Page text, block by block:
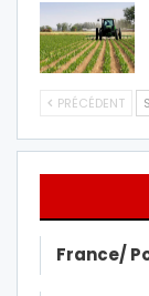
PRÉCÉDENT
France/